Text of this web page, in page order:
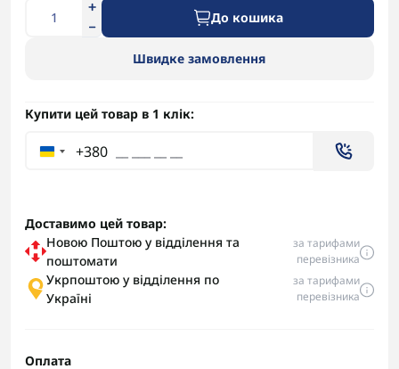
До кошика
Швидке замовлення
Купити цей товар в 1 клік:
+380
Доставимо цей товар:
Новою Поштою у відділення та
поштомати
за тарифами
перевізника
Укрпоштою у відділення по
Україні
за тарифами
перевізника
Оплата